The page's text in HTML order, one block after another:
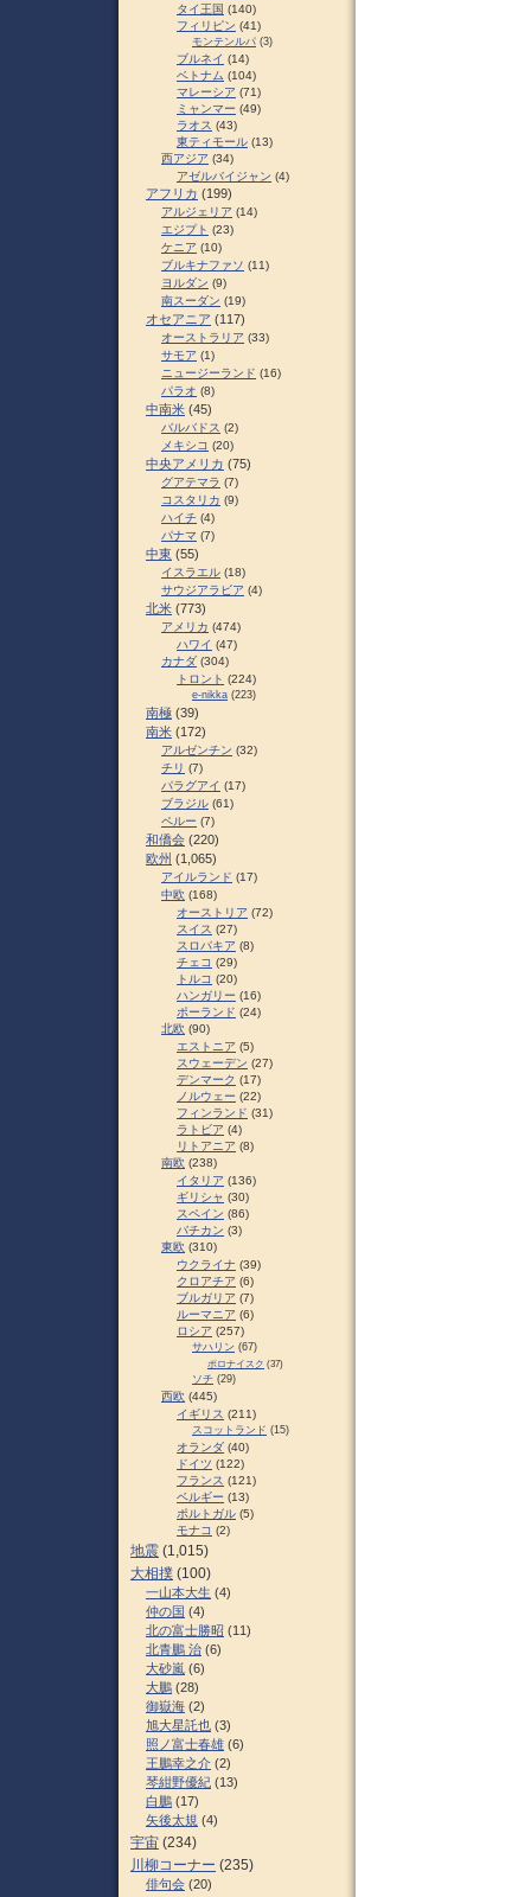
タイ王国 (140)
フィリピン (41)
モンテンルパ (3)
ブルネイ (14)
ベトナム (104)
マレーシア (71)
ミャンマー (49)
ラオス (43)
東ティモール (13)
西アジア (34)
アゼルバイジャン (4)
アフリカ (199)
アルジェリア (14)
エジプト (23)
ケニア (10)
ブルキナファソ (11)
ヨルダン (9)
南スーダン (19)
オセアニア (117)
オーストラリア (33)
サモア (1)
ニュージーランド (16)
パラオ (8)
中南米 (45)
バルバドス (2)
メキシコ (20)
中央アメリカ (75)
グアテマラ (7)
コスタリカ (9)
ハイチ (4)
パナマ (7)
中東 (55)
イスラエル (18)
サウジアラビア (4)
北米 (773)
アメリカ (474)
ハワイ (47)
カナダ (304)
トロント (224)
e-nikka (223)
南極 (39)
南米 (172)
アルゼンチン (32)
チリ (7)
パラグアイ (17)
ブラジル (61)
ペルー (7)
和僑会 (220)
欧州 (1,065)
アイルランド (17)
中欧 (168)
オーストリア (72)
スイス (27)
スロパキア (8)
チェコ (29)
トルコ (20)
ハンガリー (16)
ポーランド (24)
北欧 (90)
エストニア (5)
スウェーデン (27)
デンマーク (17)
ノルウェー (22)
フィンランド (31)
ラトビア (4)
リトアニア (8)
南欧 (238)
イタリア (136)
ギリシャ (30)
スペイン (86)
バチカン (3)
東欧 (310)
ウクライナ (39)
クロアチア (6)
ブルガリア (7)
ルーマニア (6)
ロシア (257)
サハリン (67)
ポロナイスク (37)
ソチ (29)
西欧 (445)
イギリス (211)
スコットランド (15)
オランダ (40)
ドイツ (122)
フランス (121)
ベルギー (13)
ポルトガル (5)
モナコ (2)
地震 (1,015)
大相撲 (100)
一山本大生 (4)
仲の国 (4)
北の富士勝昭 (11)
北青鵬 治 (6)
大砂嵐 (6)
大鵬 (28)
御嶽海 (2)
旭大星託也 (3)
照ノ富士春雄 (6)
王鵬幸之介 (2)
琴紺野優紀 (13)
白鵬 (17)
矢後太規 (4)
宇宙 (234)
川柳コーナー (235)
俳句会 (20)